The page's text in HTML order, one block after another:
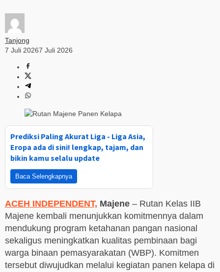
Tanjong
7 Juli 20267 Juli 2026
Prediksi Paling Akurat Liga - Liga Asia,
Eropa ada di sini! lengkap, tajam, dan
bikin kamu selalu update
Baca Selengkapnya
ACEH INDEPENDENT, Majene – Rutan Kelas IIB
Majene kembali menunjukkan komitmennya dalam
mendukung program ketahanan pangan nasional
sekaligus meningkatkan kualitas pembinaan bagi
warga binaan pemasyarakatan (WBP). Komitmen
tersebut diwujudkan melalui kegiatan panen kelapa di